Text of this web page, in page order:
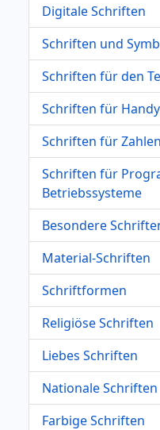
Digitale Schriften
Schriften und
Schriften für den
Schriften für
Schriften für
Schriften für
Betriebssysteme
Besondere
Material-Schriften
Schriftformen
Religiöse Schriften
Liebes Schriften
Nationale Schriften
Farbige Schriften